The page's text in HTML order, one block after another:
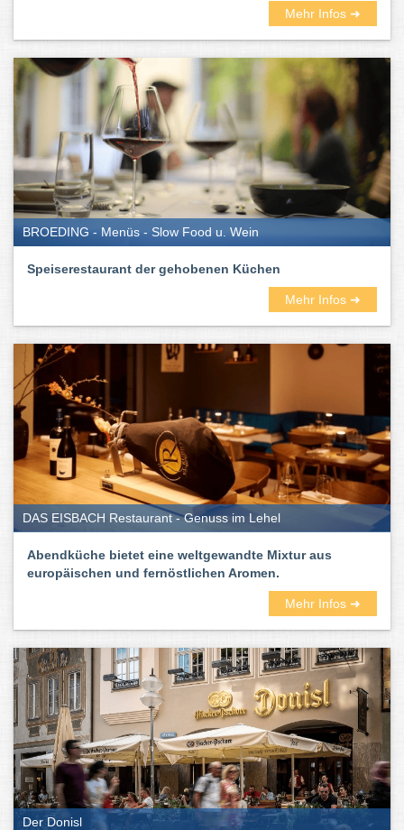
Mehr Infos ➜
BROEDING - Menüs - Slow Food u. Wein
Speiserestaurant der gehobenen Küchen
Mehr Infos ➜
DAS EISBACH Restaurant - Genuss im Lehel
Abendküche bietet eine weltgewandte Mixtur aus
europäischen und fernöstlichen Aromen.
Mehr Infos ➜
Der Donisl